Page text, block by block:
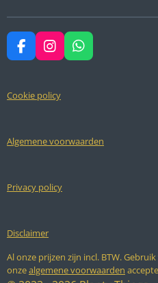
F
a
e
b
k
I
n
t
a
a
W
h
p
Cookie policy
Algemene voorwaarden
Privacy policy
Disclaimer
Al onze prijzen zijn incl. BTW.
onzealgemene voorwaarden